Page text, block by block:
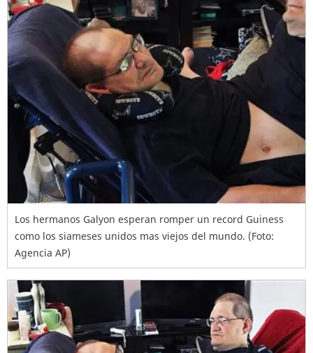
Los hermanos Galyon esperan romper un record Guiness
como los siameses unidos mas viejos del mundo. (Foto:
Agencia AP)